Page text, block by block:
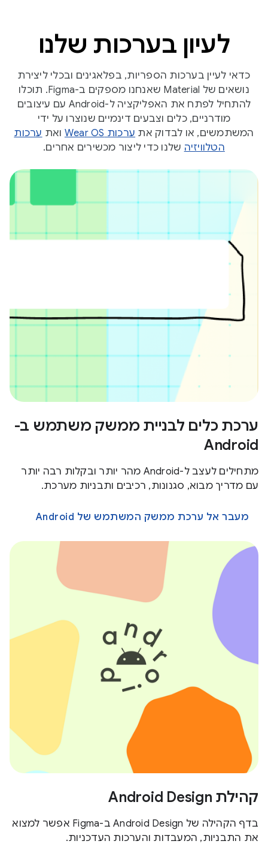
לעיון בערכות שלנו
כדאי לעיין בערכות הספריות, בפלאגינים ובכלי ליצירת
נושאים של Material שאנחנו מספקים ב-Figma. תוכלו
להתחיל לפתח את האפליקציה ל-Android עם עיצובים
מודרניים, כלים וצבעים דינמיים שנוצרו על ידי
המשתמשים, או לבדוק את ערכות Wear OS ואת ערכות
הטלוויזיה שלנו כדי ליצור מכשירים אחרים.
ערכת כלים לבניית ממשק משתמש ב-
Android
מתחילים לעצב ל-Android מהר יותר ובקלות רבה יותר
עם מדריך מבוא, סגנונות, רכיבים ותבניות מערכת.
מעבר אל ערכת ממשק המשתמש של Android
קהילת Android Design
בדף הקהילה של Android Design ב-Figma אפשר למצוא
את התבניות, המעבדות והערכות העדכניות.